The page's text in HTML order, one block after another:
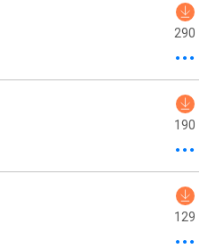
290
190
129